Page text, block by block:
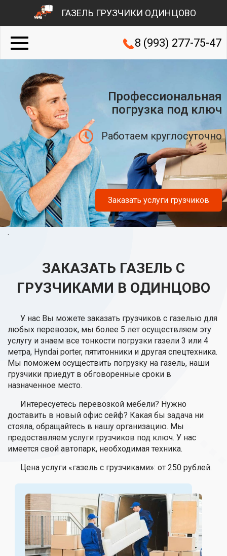
ГАЗЕЛЬ ГРУЗЧИКИ ОДИНЦОВО
8 (993) 277-75-47
Профессиональная
погрузка под ключ
Работаем круглосуточно
Заказать услуги грузчиков
.
ЗАКАЗАТЬ ГАЗЕЛЬ С
ГРУЗЧИКАМИ В ОДИНЦОВО
У нас Вы можете заказать грузчиков с газелью для
любых перевозок, мы более 5 лет осуществляем эту
услугу и знаем все тонкости погрузки газели 3 или 4
метра, Hyndai porter, пятитонники и другая спецтехника.
Мы поможем осуществить погрузку на газель, наши
грузчики приедут в обговоренные сроки в
назначенное место.
Интересуетесь перевозкой мебели? Нужно
доставить в новый офис сейф? Какая бы задача ни
стояла, обращайтесь в нашу организацию. Мы
предоставляем услуги грузчиков под ключ. У нас
имеется свой автопарк, необходимая техника.
Цена услуги «газель с грузчиками»: от 250 рублей.